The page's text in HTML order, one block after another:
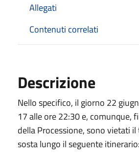
Allegati
Contenuti correlati
Descrizione
Nello specifico, il giorno 22
17 alle ore 22:30 e, comunque,
della Processione, sono vietati
sosta lungo il seguente itinerario: